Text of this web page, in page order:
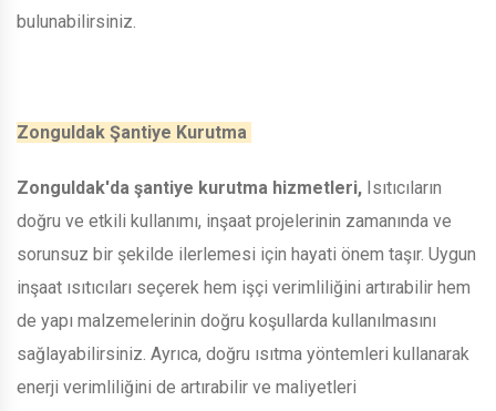
bulunabilirsiniz.
Zonguldak Şantiye Kurutma
Zonguldak'da şantiye kurutma hizmetleri, Isıtıcıların
doğru ve etkili kullanımı, inşaat projelerinin zamanında ve
sorunsuz bir şekilde ilerlemesi için hayati önem taşır. Uygun
inşaat ısıtıcıları seçerek hem işçi verimliliğini artırabilir hem
de yapı malzemelerinin doğru koşullarda kullanılmasını
sağlayabilirsiniz. Ayrıca, doğru ısıtma yöntemleri kullanarak
enerji verimliliğini de artırabilir ve maliyetleri